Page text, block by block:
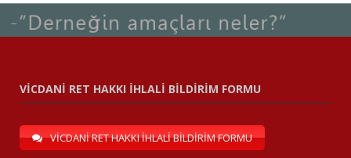
VİCDANİ RET HAKKI İHLALİ BİLDİRİM FORMU
VİCDANİ RET HAKKI İHLALİ BİLDİRİM FORMU